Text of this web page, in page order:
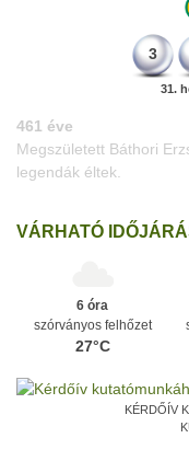
3
31.
VÁRHATÓ
6 óra
szórványos felhőzet
27°C
KÉRDŐÍV